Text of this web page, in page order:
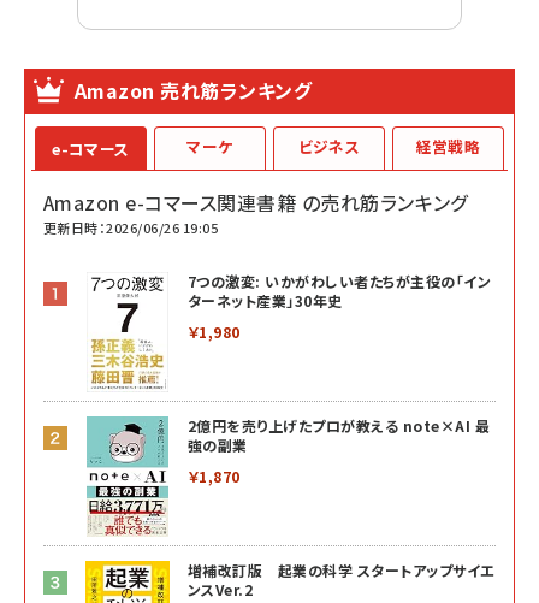
Amazon 売れ筋ランキング
e-コマース
Amazon e-コマース関連書籍 の売れ筋ランキング
更新日時：2026/06/26 19:05
7つの激変: いかがわしい者たちが主役の「イン
ターネット産業」30年史
￥1,980
2億円を売り上げたプロが教える note×AI 最
強の副業
￥1,870
増補改訂版 起業の科学 スタートアップサイエ
ンスVer.2
マーケ ビジネス 経営戦略